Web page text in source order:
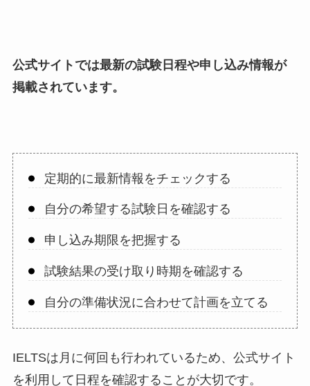
公式サイトでは最新の試験日程や申し込み情報が
掲載されています。
定期的に最新情報をチェックする
自分の希望する試験日を確認する
申し込み期限を把握する
試験結果の受け取り時期を確認する
自分の準備状況に合わせて計画を立てる
IELTSは月に何回も行われているため、公式サイト
を利用して日程を確認することが大切です。